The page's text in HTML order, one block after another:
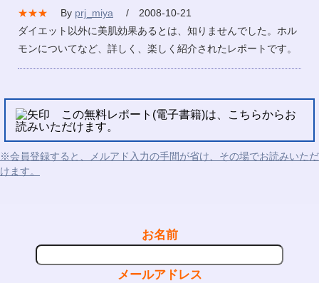
★★★ By prj_miya
/ 2008-10-21
ダイエット以外に美肌効果あるとは、知りませんでした。ホル
モンについてなど、詳しく、楽しく紹介されたレポートです。
この無料レポート(電子書籍)は、こちらからお
読みいただけます。
※会員登録すると、メルアド入力の手間が省け、その場でお読みいただ
けます。
お名前
メールアドレス